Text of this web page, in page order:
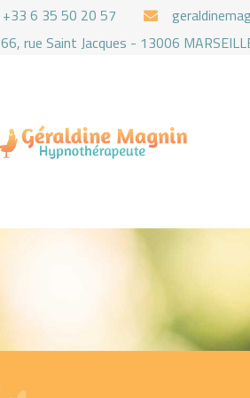
+33 6 35 50 20 57
66, rue Saint Jacques - 13006